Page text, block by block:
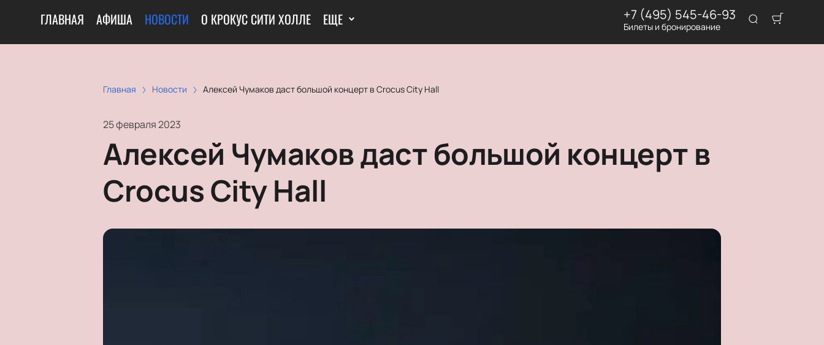
ГЛАВНАЯ АФИША НОВОСТИ О КРОКУС СИТИ ХОЛЛЕ ЕЩЕ +7 (495) 545-46-93
Билеты и бронирование
Главная Новости Алексей Чумаков даст большой концерт в Crocus City Hall
25 февраля 2023
Алексей Чумаков даст большой концерт в
Crocus City Hall